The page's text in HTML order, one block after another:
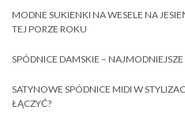
MODNE SUKIENKI NA WESELE NA
TEJ PORZE ROKU
SPÓDNICE DAMSKIE –
SATYNOWE SPÓDNICE MIDI W
ŁĄCZYĆ?